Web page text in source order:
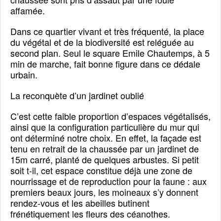
affamée.
Dans ce quartier vivant et très fréquenté, la place
du végétal et de la biodiversité est reléguée au
second plan. Seul le square Emile Chautemps, à 5
min de marche, fait bonne figure dans ce dédale
urbain.
La reconquète d’un jardinet oublié
C’est cette faible proportion d’espaces végétalisés,
ainsi que la configuration particulière du mur qui
ont déterminé notre choix. En effet, la façade est
tenu en retrait de la chaussée par un jardinet de
15m carré, planté de quelques arbustes. Si petit
soit t-il, cet espace constitue déjà une zone de
nourrissage et de reproduction pour la faune : aux
premiers beaux jours, les moineaux s’y donnent
rendez-vous et les abeilles butinent
frénétiquement les fleurs des céanothes.